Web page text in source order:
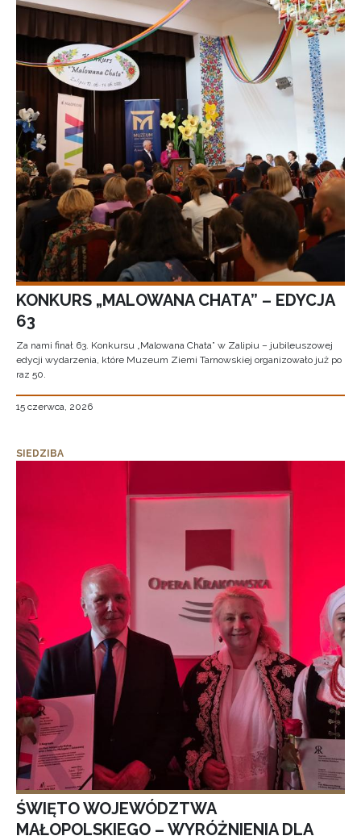
KONKURS „MALOWANA CHATA” – EDYCJA
63
Za nami finał 63. Konkursu „Malowana Chata” w Zalipiu – jubileuszowej
edycji wydarzenia, które Muzeum Ziemi Tarnowskiej organizowało już po
raz 50.
15 czerwca, 2026
SIEDZIBA
ŚWIĘTO WOJEWÓDZTWA
MAŁOPOLSKIEGO – WYRÓŻNIENIA DLA